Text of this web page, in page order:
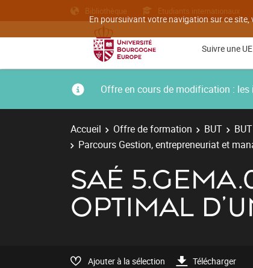
En poursuivant votre navigation sur ce
Bibliothèque Etudiants internationaux
Suivre une
Offre en cours de modification :
Accueil Offre de formation BUT
Parcours Gestion, entrepreneuriat et
SAÉ
OPTIMAL
Ajouter à la sélection Télécharger